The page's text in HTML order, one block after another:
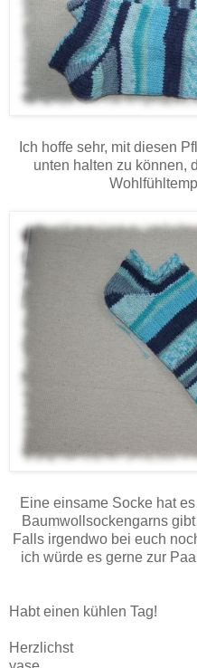
Ich hoffe sehr, mit diesen
unten halten zu können,
Eine einsame Socke hat
Baumwollsockengarns
Falls irgendwo bei euch
ich würde es gerne zur
Habt einen kühlen Tag!
Herzlichst